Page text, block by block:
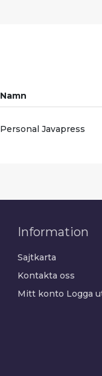
Namn
Personal Javapress
Information
Sajtkarta
Kontakta oss
Mitt konto Logga